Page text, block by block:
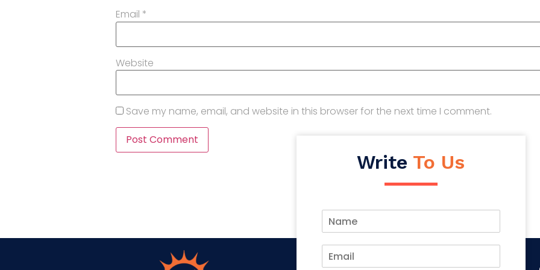
Email *
Website
Save my name, email, and website in this browser for the next time I comment.
Write To Us